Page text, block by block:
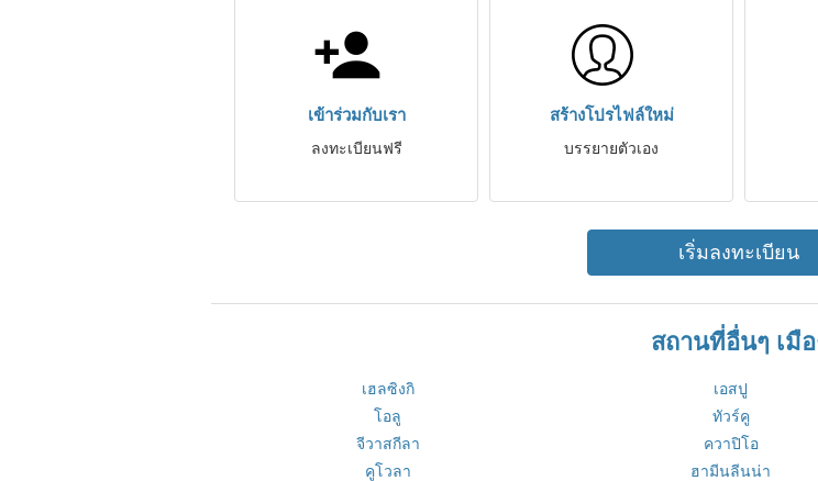
เข้าร่วมกับเรา
ลงทะเบียนฟรี
สร้างโปรไฟล์ใหม่
บรรยายตัวเอง
เริ่มลงทะเบียน
สถานที่อื่นๆ เมือ
เฮลซิงกิ เอสปู
โอลู
ทัวร์คู
จีวาสกีลา
ควาปิโอ
คูโวลา
ฮามีนลีนน่า